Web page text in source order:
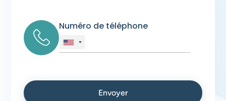
Numéro de téléphone